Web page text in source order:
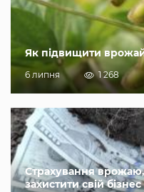
Як підвищити
6 липня 1 268
Страхування
захистити свій бізнес